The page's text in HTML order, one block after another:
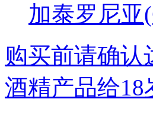
加泰罗尼亚
购买前请确认
酒精产品给